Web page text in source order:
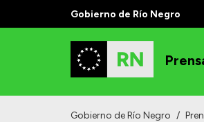
Gobierno de Río Negro
Gobierno de Río Negro /